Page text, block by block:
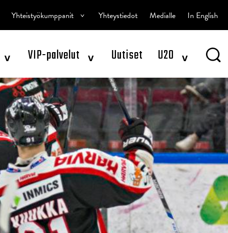
^ VIP-palvelut ^ Uutiset U20 ^
Yhteistyökumppanit ^ Yhteystiedot Medialle In English